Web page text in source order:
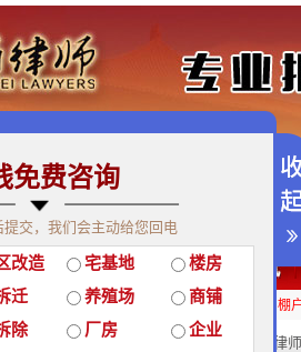
900-9881
律师团队 拆迁维权 | 征地维权
偿 厂房拆迁补偿 征地补偿 违章拆迁补偿 棚
热门搜索: 拆迁律师
免费咨询
交，我们会主动给您回电
改造 宅基地
楼房
迁
养殖场
商铺
除
厂房
企业